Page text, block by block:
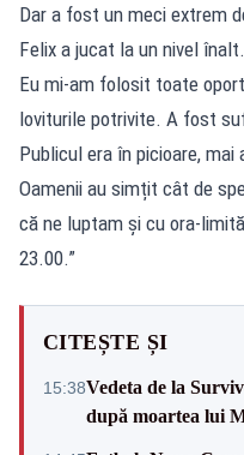
Dar a fost un meci extrem
Felix a jucat la un nivel
Eu mi-am folosit toate
loviturile potrivite. A fost
Publicul era în picioare,
Oamenii au simțit cât de
că ne luptam și cu ora-
23.00.”
CITEȘTE ȘI
15:38Vedeta de la
după moartea lui